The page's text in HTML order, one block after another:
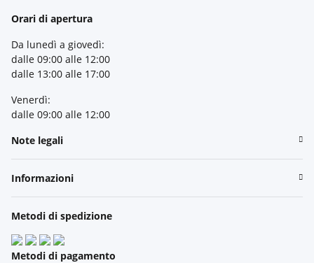
Orari di apertura
Da lunedì a giovedì:
dalle 09:00 alle 12:00
dalle 13:00 alle 17:00
Venerdì:
dalle 09:00 alle 12:00
Note legali
Informazioni
Metodi di spedizione
Metodi di pagamento